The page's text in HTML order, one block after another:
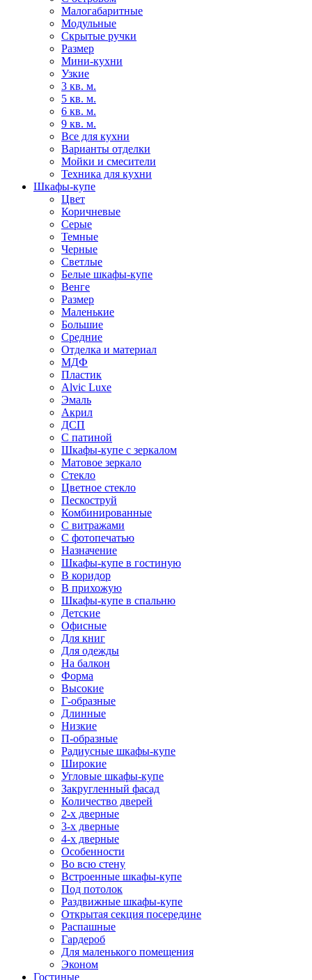
Малогабаритные
Модульные
Скрытые ручки
Размер
Мини-кухни
Узкие
3 кв. м.
5 кв. м.
6 кв. м.
9 кв. м.
Все для кухни
Варианты отделки
Мойки и смесители
Техника для кухни
Шкафы-купе
Цвет
Коричневые
Серые
Темные
Черные
Светлые
Белые шкафы-купе
Венге
Размер
Маленькие
Большие
Средние
Отделка и материал
МДФ
Пластик
Alvic Luxe
Эмаль
Акрил
ДСП
С патиной
Шкафы-купе с зеркалом
Матовое зеркало
Стекло
Цветное стекло
Пескоструй
Комбинированные
С витражами
С фотопечатью
Назначение
Шкафы-купе в гостиную
В коридор
В прихожую
Шкафы-купе в спальню
Детские
Офисные
Для книг
Для одежды
На балкон
Форма
Высокие
Г-образные
Длинные
Низкие
П-образные
Радиусные шкафы-купе
Широкие
Угловые шкафы-купе
Закругленный фасад
Количество дверей
2-х дверные
3-х дверные
4-х дверные
Особенности
Во всю стену
Встроенные шкафы-купе
Под потолок
Раздвижные шкафы-купе
Открытая секция посередине
Распашные
Гардероб
Для маленького помещения
Эконом
Гостиные